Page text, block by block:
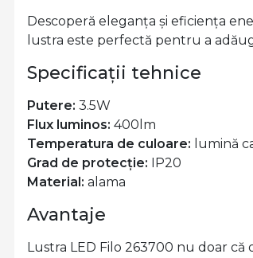
Descoperă eleganța și eficiența
lustra este perfectă pentru a
Specificații tehnice
Putere: 3.5W
Flux luminos: 400lm
Temperatura de culoare: lumină
Grad de protecție: IP20
Material: alama
Avantaje
Lustra LED Filo 263700 nu doar